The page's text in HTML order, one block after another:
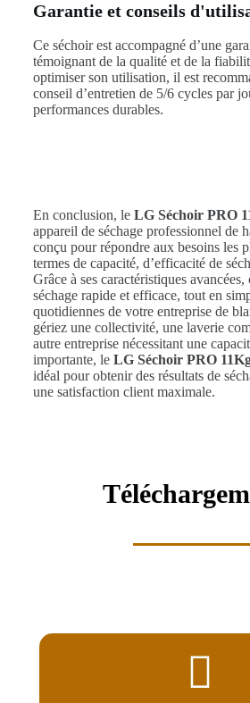
Garantie et conseils
Ce séchoir est accompagné d’une
témoignant de la qualité et de la
optimiser son utilisation, il est
conseil d’entretien de 5/6 cycles par
performances durables.
En conclusion, le LG Séchoir PRO
appareil de séchage professionnel de
conçu pour répondre aux besoins les
termes de capacité, d’efficacité de
Grâce à ses caractéristiques
séchage rapide et efficace, tout en
quotidiennes de votre entreprise de
gériez une collectivité, une laverie
autre entreprise nécessitant une
importante, le LG Séchoir PRO
idéal pour obtenir des résultats de
une satisfaction client maximale.